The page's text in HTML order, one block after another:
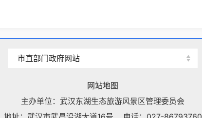
市直部门政府网站
网站地图
主办单位：武汉东湖生态旅游风景区管理委员会